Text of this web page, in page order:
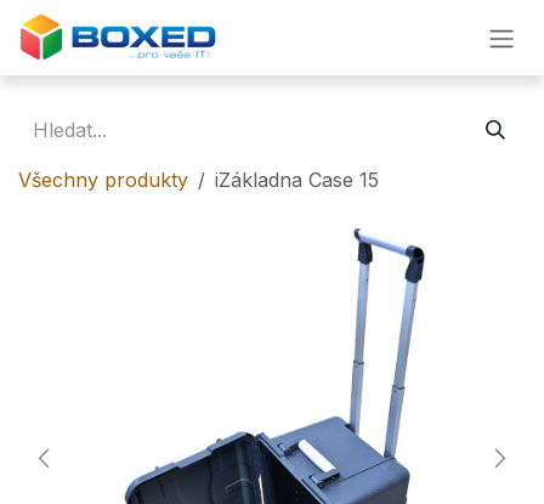
Přejít na obsah
Všechny produkty iZákladna Case 15